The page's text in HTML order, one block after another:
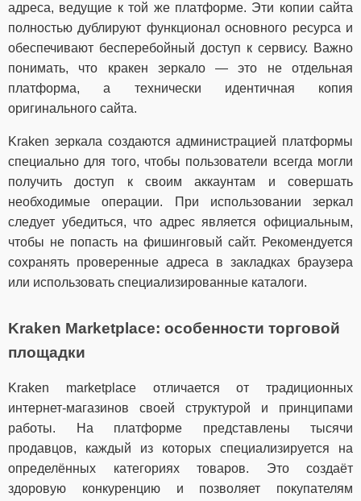
адреса, ведущие к той же платформе. Эти копии сайта
полностью дублируют функционал основного ресурса и
обеспечивают бесперебойный доступ к сервису. Важно
понимать, что кракен зеркало — это не отдельная
платформа, а технически идентичная копия
оригинального сайта.
Kraken зеркала создаются администрацией платформы
специально для того, чтобы пользователи всегда могли
получить доступ к своим аккаунтам и совершать
необходимые операции. При использовании зеркал
следует убедиться, что адрес является официальным,
чтобы не попасть на фишинговый сайт. Рекомендуется
сохранять проверенные адреса в закладках браузера
или использовать специализированные каталоги.
Kraken Marketplace: особенности торговой
площадки
Kraken marketplace отличается от традиционных
интернет-магазинов своей структурой и принципами
работы. На платформе представлены тысячи
продавцов, каждый из которых специализируется на
определённых категориях товаров. Это создаёт
здоровую конкуренцию и позволяет покупателям